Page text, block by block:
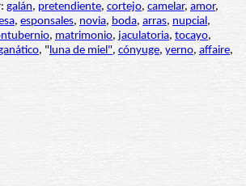
galán, pretendiente, cortejo, camelar, amor,
, esponsales, novia, boda, arras, nupcial,
, matrimonio, jaculatoria, tocayo,
, "luna de miel", cónyuge, yerno, affaire,